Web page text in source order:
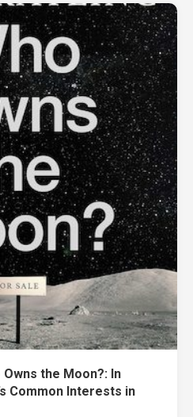
Owns the Moon?: In
Common Interests in